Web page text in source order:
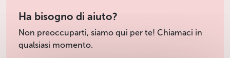
Ha bisogno di aiuto?
Non preoccuparti, siamo qui per te! Chiamaci in
qualsiasi momento.